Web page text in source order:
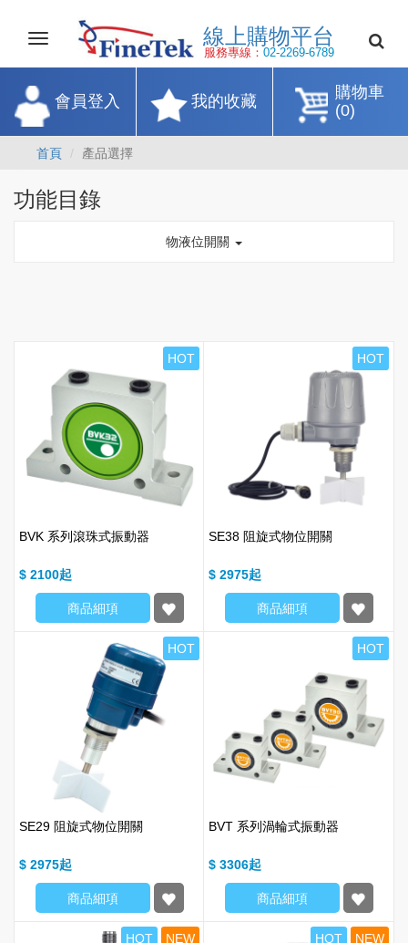
Toggle
navigation
線上購物平
服務專線：02-2269-
購物車
(0)
我的收藏
會員登入
首頁 產品選擇
功能目錄
物液位開關
HOT
BVK 系列滾珠式振動器
$ 2100
商品細項
HOT
SE38 阻旋式物位開關
$ 2975
商品細項
HOT
SE29 阻旋式物位開關
$ 2975
商品細項
HOT
BVT 系列渦輪式振動器
$ 3306
商品細項
HOT NEW HOT NEW